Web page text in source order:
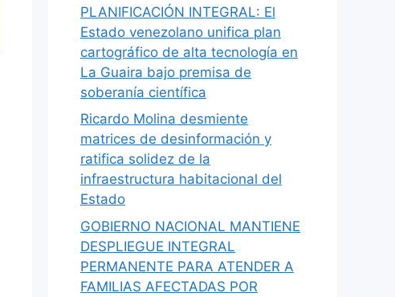
PLANIFICACIÓN INTEGRAL: El
Estado venezolano unifica plan
cartográfico de alta tecnología en
La Guaira bajo premisa de
soberanía científica
Ricardo Molina desmiente
matrices de desinformación y
ratifica solidez de la
infraestructura habitacional del
Estado
GOBIERNO NACIONAL MANTIENE
DESPLIEGUE INTEGRAL
PERMANENTE PARA ATENDER A
FAMILIAS AFECTADAS POR